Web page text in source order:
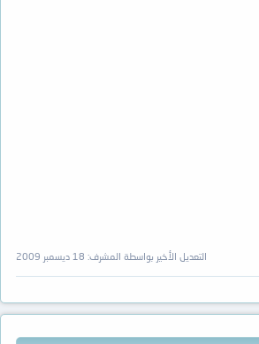
التعديل الأخير بواسطة المشرف: 18 ديسمبر 2009